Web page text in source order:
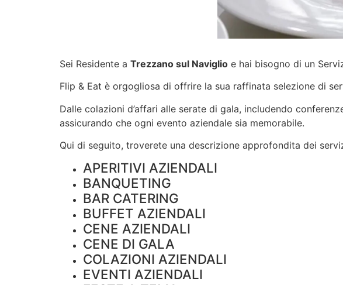
Sei Residente a Trezzano sul Naviglio e hai bisogno di un
Flip & Eat è orgogliosa di offrire la sua raffinata selezione di
Dalle colazioni d’affari alle serate di gala, includendo
assicurando che ogni evento aziendale sia memorabile.
Qui di seguito, troverete una descrizione approfondita dei
APERITIVI AZIENDALI
BANQUETING
BAR CATERING
BUFFET AZIENDALI
CENE AZIENDALI
CENE DI GALA
COLAZIONI AZIENDALI
EVENTI AZIENDALI